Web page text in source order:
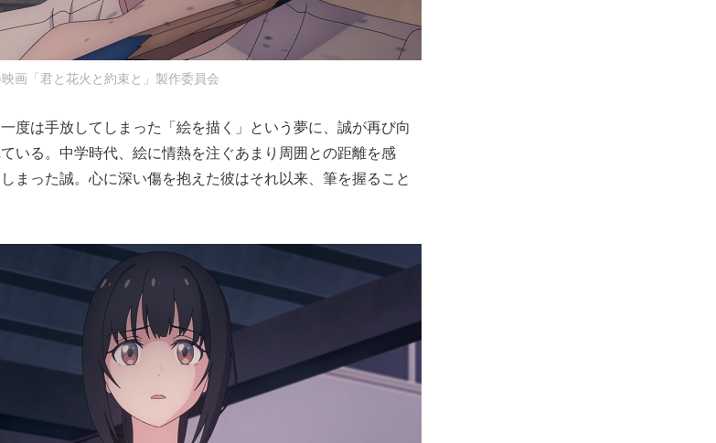
画「君と花火と約束と」製作委員会
度は手放してしまった「絵を描く」という夢に、誠が再び向
いる。中学時代、絵に情熱を注ぐあまり周囲との距離を感
まった誠。心に深い傷を抱えた彼はそれ以来、筆を握ること